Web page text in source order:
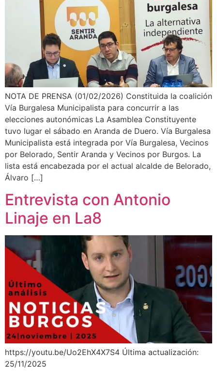
NOTA DE PRENSA (01/02/2026) Constituida la coalición
Vía Burgalesa Municipalista para concurrir a las
elecciones autonómicas La Asamblea Constituyente
tuvo lugar el sábado en Aranda de Duero. Vía Burgalesa
Municipalista está integrada por Vía Burgalesa, Vecinos
por Belorado, Sentir Aranda y Vecinos por Burgos. La
lista está encabezada por el actual alcalde de Belorado,
Álvaro […]
Entrevista con Antonio
Linaje en La8
https://youtu.be/Uo2EhX4X7S4 Última actualización:
25/11/2025